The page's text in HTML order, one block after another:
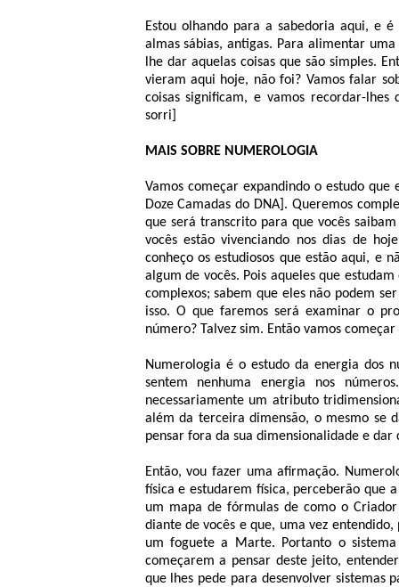
Estou olhando para a sabedoria aqui, e
almas sábias, antigas. Para alimentar
lhe dar aquelas coisas que são simples.
vieram aqui hoje, não foi? Vamos falar
coisas significam, e vamos recordar-
sorri]
MAIS SOBRE NUMEROLOGIA
Vamos começar expandindo o estudo que
Doze Camadas do DNA]. Queremos
que será transcrito para que vocês
vocês estão vivenciando nos dias de
conheço os estudiosos que estão aqui, e
algum de vocês. Pois aqueles que
complexos; sabem que eles não podem
isso. O que faremos será examinar o
número? Talvez sim. Então vamos
Numerologia é o estudo da energia dos
sentem nenhuma energia nos
necessariamente um atributo
além da terceira dimensão, o mesmo se
pensar fora da sua dimensionalidade e
Então, vou fazer uma afirmação.
física e estudarem física, perceberão que
um mapa de fórmulas de como o
diante de vocês e que, uma vez
um foguete a Marte. Portanto o
começarem a pensar deste jeito,
que lhes pede para desenvolver sistemas